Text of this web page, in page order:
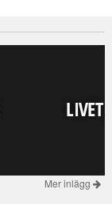
LIVET
Mer inlägg